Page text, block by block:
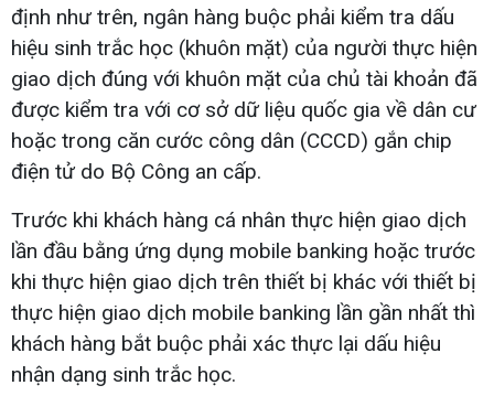
định như trên, ngân hàng buộc phải kiểm tra dấu
hiệu sinh trắc học (khuôn mặt) của người thực hiện
giao dịch đúng với khuôn mặt của chủ tài khoản đã
được kiểm tra với cơ sở dữ liệu quốc gia về dân cư
hoặc trong căn cước công dân (CCCD) gắn chip
điện tử do Bộ Công an cấp.
Trước khi khách hàng cá nhân thực hiện giao dịch
lần đầu bằng ứng dụng mobile banking hoặc trước
khi thực hiện giao dịch trên thiết bị khác với thiết bị
thực hiện giao dịch mobile banking lần gần nhất thì
khách hàng bắt buộc phải xác thực lại dấu hiệu
nhận dạng sinh trắc học.